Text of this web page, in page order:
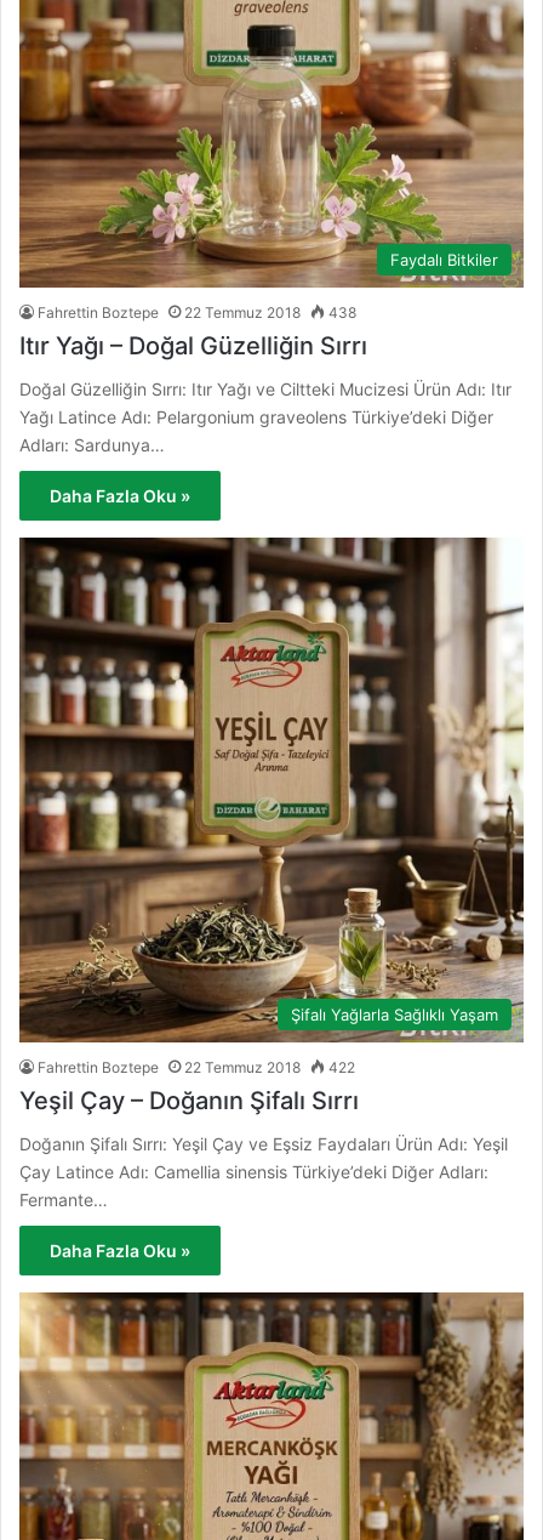
Faydalı Bitkiler
Fahrettin Boztepe 22 Temmuz 2018 438
Itır Yağı – Doğal Güzelliğin Sırrı
Doğal Güzelliğin Sırrı: Itır Yağı ve Ciltteki Mucizesi Ürün Adı: Itır
Yağı Latince Adı: Pelargonium graveolens Türkiye’deki Diğer
Adları: Sardunya…
Daha Fazla Oku »
Şifalı Yağlarla Sağlıklı Yaşam
Fahrettin Boztepe 22 Temmuz 2018 422
Yeşil Çay – Doğanın Şifalı Sırrı
Doğanın Şifalı Sırrı: Yeşil Çay ve Eşsiz Faydaları Ürün Adı: Yeşil
Çay Latince Adı: Camellia sinensis Türkiye’deki Diğer Adları:
Fermante…
Daha Fazla Oku »